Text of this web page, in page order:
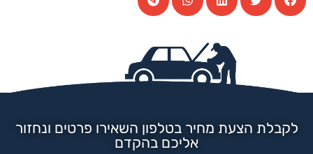
לקבלת הצעת מחיר בטלפון השאירו פרטים ונחזור
אליכם בהקדם